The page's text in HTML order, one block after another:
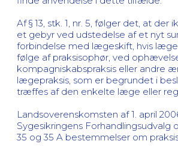
Af § 13, stk. 1, nr. 5, følger det, at der
et gebyr ved udstedelse af et nyt
forbindelse med lægeskift, hvis
følge af praksisophør, ved
kompagniskabspraksis eller andre
lægepraksis, som er begrundet i
træffes af den enkelte læge eller
Landsoverenskomsten af 1. april
Sygesikringens Forhandlingsudvalg
35 og 35 A bestemmelser om